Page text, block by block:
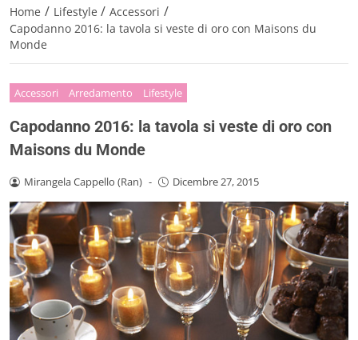
Home / Lifestyle / Accessori /
Capodanno 2016: la tavola si veste di oro con Maisons du
Monde
Accessori Arredamento Lifestyle
Capodanno 2016: la tavola si veste di oro con
Maisons du Monde
Mirangela Cappello (Ran) - Dicembre 27, 2015